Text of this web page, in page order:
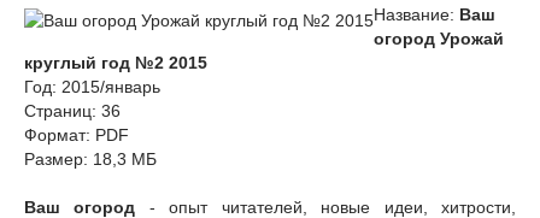
Название: Ваш
огород Урожай
круглый год №2 2015
Год: 2015/январь
Страниц: 36
Формат: PDF
Размер: 18,3 МБ
Ваш огород - опыт читателей, новые идеи, хитрости,